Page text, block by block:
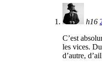
h16
C’est
les vices.
d’autre,